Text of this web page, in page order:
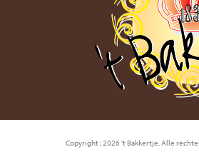
Copyright ; 2026 't Bakkertje. Alle